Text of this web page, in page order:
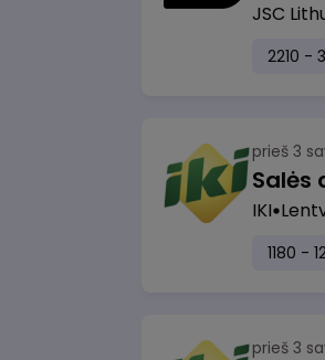
JSC
2210 -
prieš 3
IKI
1180 -
prieš 3